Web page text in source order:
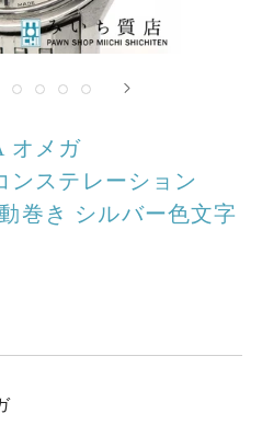
オメガ
ンステレーション
巻き シルバー色文字